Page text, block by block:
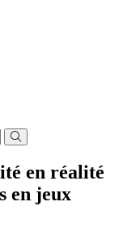
en réalité
en jeux